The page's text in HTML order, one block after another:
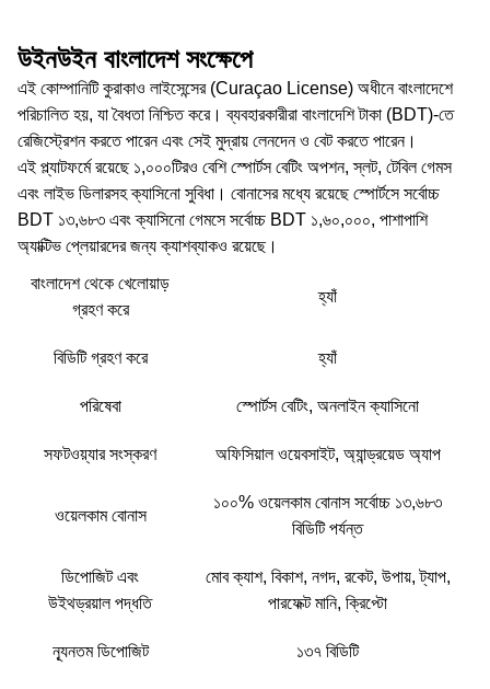
উইনউইন বাংলাদেশ সংক্ষেপে
এই কোম্পানিটি কুরাকাও লাইসেন্সের (Curaçao License) অধীনে বাংলাদেশে
পরিচালিত হয়, যা বৈধতা নিশ্চিত করে। ব্যবহারকারীরা বাংলাদেশি টাকা (BDT)-তে
রেজিস্ট্রেশন করতে পারেন এবং সেই মুদ্রায় লেনদেন ও বেট করতে পারেন।
এই প্ল্যাটফর্মে রয়েছে ১,০০০টিরও বেশি স্পোর্টস বেটিং অপশন, স্লট, টেবিল গেমস
এবং লাইভ ডিলারসহ ক্যাসিনো সুবিধা। বোনাসের মধ্যে রয়েছে স্পোর্টসে সর্বোচ্চ
BDT ১৩,৬৮৩ এবং ক্যাসিনো গেমসে সর্বোচ্চ BDT ১,৬০,০০০, পাশাপাশি
অ্যাক্টিভ প্লেয়ারদের জন্য ক্যাশব্যাকও রয়েছে।
বাংলাদেশ থেকে খেলোয়াড়
গ্রহণ করে
হ্যাঁ
বিডিটি গ্রহণ করে হ্যাঁ
পরিষেবা স্পোর্টস বেটিং, অনলাইন ক্যাসিনো
সফটওয়্যার সংস্করণ অফিসিয়াল ওয়েবসাইট, অ্যান্ড্রয়েড অ্যাপ
ওয়েলকাম বোনাস
১০০% ওয়েলকাম বোনাস সর্বোচ্চ ১৩,৬৮৩
বিডিটি পর্যন্ত
ডিপোজিট এবং
উইথড্রয়াল পদ্ধতি
মোব ক্যাশ, বিকাশ, নগদ, রকেট, উপায়, ট্যাপ,
পারফেক্ট মানি, ক্রিপ্টো
ন্যূনতম ডিপোজিট ১৩৭ বিডিটি